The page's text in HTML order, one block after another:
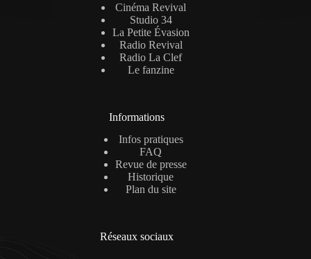
Cinéma Revival
Studio 34
La Petite Évasion
Radio Revival
Radio La Clef
Le fanzine
Informations
Infos pratiques
FAQ
Revue de presse
Historique
Plan du site
Réseaux sociaux